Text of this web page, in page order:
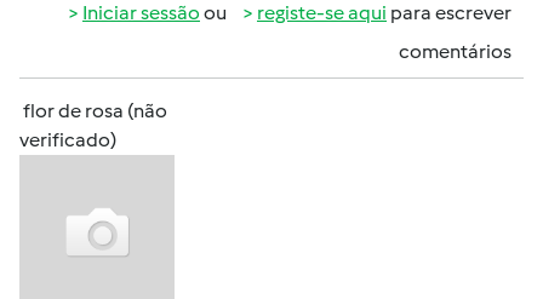
Iniciar sessão ou registe-se aqui para escrever
comentários
flor de rosa (não
verificado)